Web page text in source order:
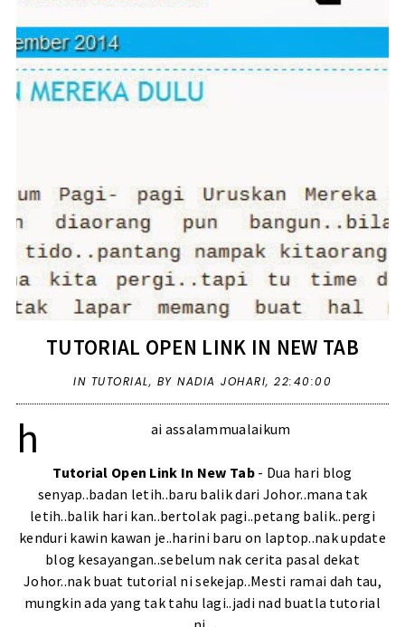
TUTORIAL OPEN LINK IN NEW TAB
IN TUTORIAL, BY NADIA JOHARI, 22:40:00
h ai assalammualaikum
Tutorial Open Link In New Tab - Dua hari blog
senyap..badan letih..baru balik dari Johor..mana tak
letih..balik hari kan..bertolak pagi..petang balik..pergi
kenduri kawin kawan je..harini baru on laptop..nak update
blog kesayangan..sebelum nak cerita pasal dekat
Johor..nak buat tutorial ni sekejap..Mesti ramai dah tau,
mungkin ada yang tak tahu lagi..jadi nad buatla tutorial